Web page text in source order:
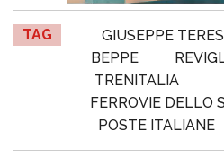
TAG
GIUSEPPE
BEPPE
TRENITALIA
FERROVIE DELLO
POSTE ITALIANE